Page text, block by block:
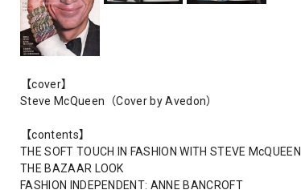
【cover】
Steve McQueen（Cover by Avedon）
【contents】
THE SOFT TOUCH IN FASHION WITH STEVE McQUEEN
THE BAZAAR LOOK
FASHION INDEPENDENT: ANNE BANCROFT